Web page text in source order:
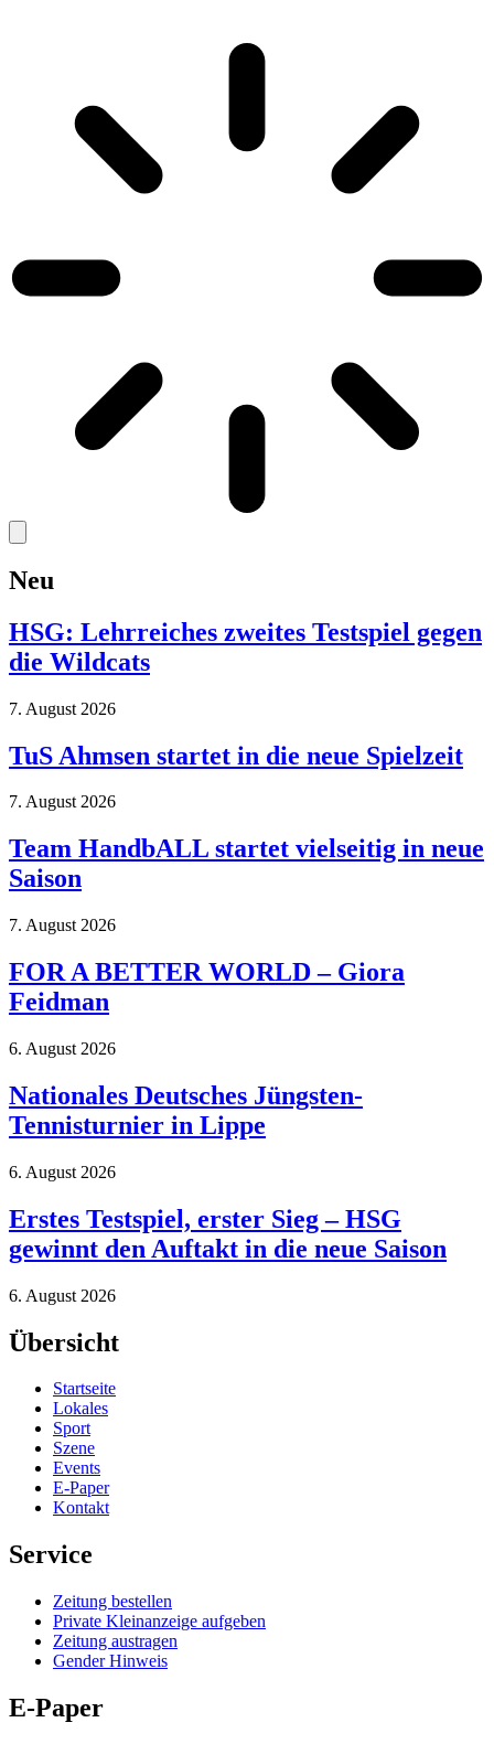
Neu
HSG: Lehrreiches zweites Testspiel gegen
die Wildcats
7. August 2026
TuS Ahmsen startet in die neue Spielzeit
7. August 2026
Team HandbALL startet vielseitig in neue
Saison
7. August 2026
FOR A BETTER WORLD – Giora
Feidman
6. August 2026
Nationales Deutsches Jüngsten-
Tennisturnier in Lippe
6. August 2026
Erstes Testspiel, erster Sieg – HSG
gewinnt den Auftakt in die neue Saison
6. August 2026
Übersicht
Startseite
Lokales
Sport
Szene
Events
E-Paper
Kontakt
Service
Zeitung bestellen
Private Kleinanzeige aufgeben
Zeitung austragen
Gender Hinweis
E-Paper